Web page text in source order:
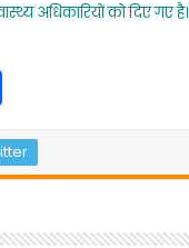
अधिकारियों को दिए गए है।
S
ar
e